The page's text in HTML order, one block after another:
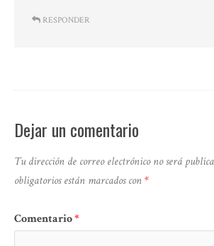
RESPONDER
Dejar un comentario
Tu dirección de correo electrónico no será
obligatorios están marcados con*
Comentario*